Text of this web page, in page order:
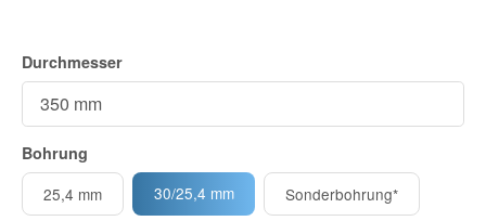
Durchmesser
Bohrung
25,4 mm
30/25,4 mm Sonderbohrung*